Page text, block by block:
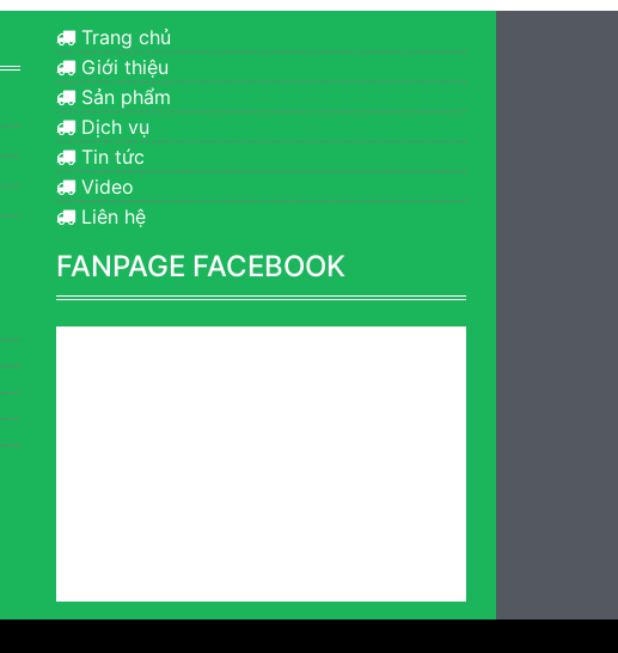
Trang chủ
Giới thiệu
Sản phẩm
Dịch vụ
Tin tức
Video
Liên hệ
FANPAGE FACEBOOK